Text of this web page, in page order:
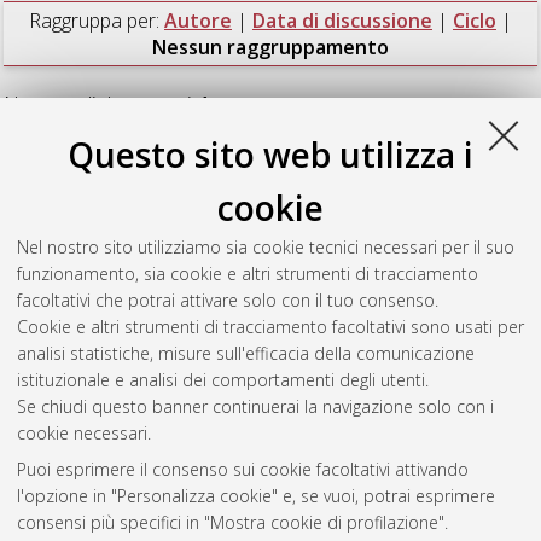
Questo sito web utilizza i
cookie
Nel nostro sito utilizziamo sia cookie tecnici necessari per il suo
funzionamento, sia cookie e altri strumenti di tracciamento
facoltativi che potrai attivare solo con il tuo consenso.
Cookie e altri strumenti di tracciamento facoltativi sono usati per
analisi statistiche, misure sull'efficacia della comunicazione
istituzionale e analisi dei comportamenti degli utenti.
Se chiudi questo banner continuerai la navigazione solo con i
cookie necessari.
Puoi esprimere il consenso sui cookie facoltativi attivando
l'opzione in "Personalizza cookie" e, se vuoi, potrai esprimere
consensi più specifici in "Mostra cookie di profilazione".
Raggruppa per: Autore | Data di discussione | Ciclo |
Nessun raggruppamento
Numero di documenti:1.
Lombardo, Walter(2023)Study of low grade temperature
CCHP systems for the realization of zero power buildings
[Dissertation thesis], Alma Mater Studiorum Università di
Bologna. Dottorato di ricerca inMeccanica e scienze
avanzate dell'ingegneria, 35 Ciclo. DOI
10.48676/unibo/amsdottorato/10628.
Questa lista e' stata generata il Thu Aug 6 20:44:53 2026
Atom
Rss 1.0
Rss 2.0